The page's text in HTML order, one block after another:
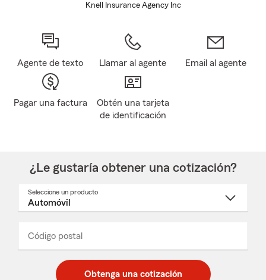
Knell Insurance Agency Inc
Agente de texto Llamar al agente Email al agente
Pagar una factura
Obtén una tarjeta
de identificación
¿Le gustaría obtener una cotización?
Seleccione un producto
desplegable
Código postal
_____
Obtenga una cotización